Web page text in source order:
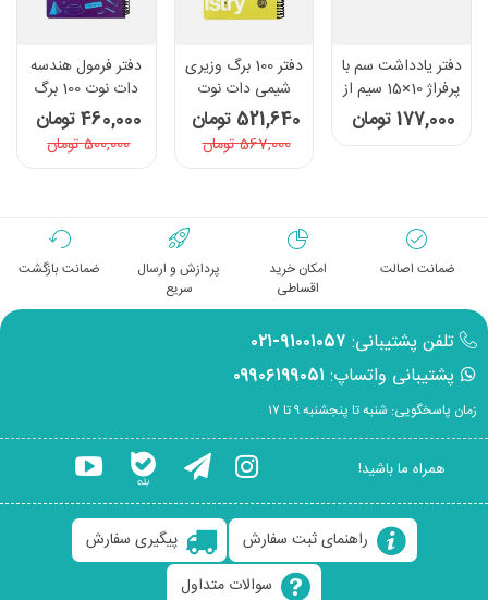
دفتر یادداشت سم با
پرفراژ 10×15 سیم از
15 - طرح دوچرخه
177,000 تومان
دفتر 100 برگ وزیری
شیمی دات نوت
سری چهره ها رنگ
زرد
521,640 تومان
567,000 تومان
دفتر فرمول هندسه
دات نوت 100 برگ
رنگ بنفش
460,000 تومان
500,000 تومان
ضمانت اصالت
امکان خرید
اقساطی
پردازش و ارسال
سریع
ضمانت بازگشت
تلفن پشتیبانی: ۹۱۰۰۱۰۵۷-۰۲۱
پشتیبانی واتساپ: ۰۹۹۰۶۱۹۹۰۵۱
زمان پاسخگویی: شنبه تا پنجشنبه ۹ تا ۱۷
همراه ما باشید!
راهنمای ثبت سفارش
پیگیری سفارش
سوالات متداول